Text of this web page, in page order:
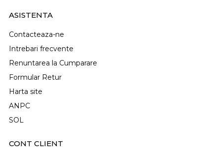
ASISTENTA
Contacteaza-ne
Intrebari frecvente
Renuntarea la Cumparare
Formular Retur
Harta site
ANPC
SOL
CONT CLIENT